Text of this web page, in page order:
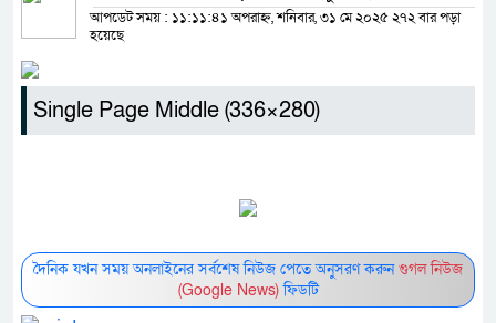
আপডেট সময় : ১১:১১:৪১ অপরাহ্ন, শনিবার, ৩১ মে ২০২৫২৭২ বার পড়া
হয়েছে
Single Page Middle (336×280)
দৈনিক যখন সময় অনলাইনের সর্বশেষ নিউজ পেতে অনুসরণ করুনগুগল নিউজ
(Google News)ফিডটি